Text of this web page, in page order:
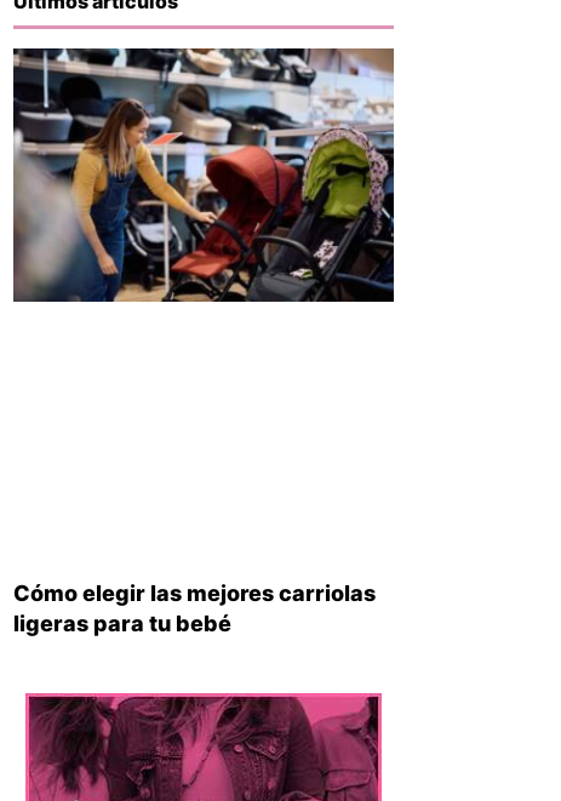
Cómo elegir las mejores carriolas
ligeras para tu bebé